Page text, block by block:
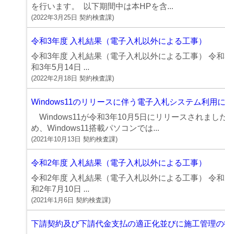
を行います。 以下期間中は本HPを含...
(2022年3月25日 契約検査課)
令和3年度 入札結果（電子入札以外による工事）
令和3年度 入札結果（電子入札以外による工事）
和3年5月14日 ...
(2022年2月18日 契約検査課)
Windows11のリリースに伴う電子入札システム利用
Windows11が令和3年10月5日にリリースされまし
め、Windows11搭載パソコンでは...
(2021年10月13日 契約検査課)
令和2年度 入札結果（電子入札以外による工事）
令和2年度 入札結果（電子入札以外による工事）
和2年7月10日 ...
(2021年1月6日 契約検査課)
下請契約及び下請代金支払の適正化並びに施工管理